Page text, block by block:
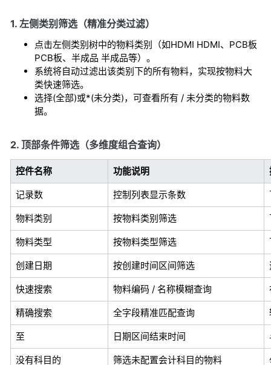
1. 左侧类别筛选（精准分类过滤）
点击左侧类别树中的物料类别（如HDMI HDMI、PCB板
PCB板、半成品 半成品等）。
系统将自动过滤出该类别下的所有物料，实现按物料大
类快速筛选。
选择(全部)或*(未分类)，可查看所有 / 未分类的物料数
据。
2. 顶部条件筛选（多维度组合查询）
控件名称 功能说明
记录数 控制列表显示条数
物料类别 按物料类别筛选
物料类型 按物料类型筛选
创建日期 按创建时间区间筛选
快速搜索 物料编码 / 名称模糊查询
精确搜索 全字段精准匹配查询
至 日期区间结束时间
没有科目的 筛选未配置会计科目的物料